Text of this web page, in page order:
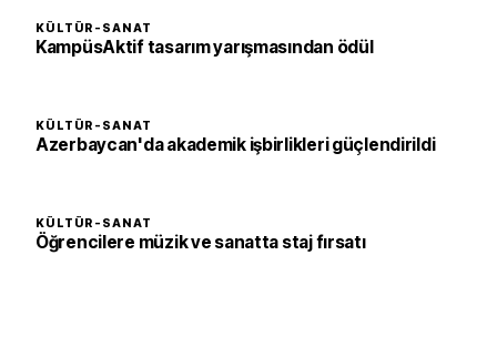
KÜLTÜR-SANAT
KampüsAktif tasarım yarışmasından ödül
KÜLTÜR-SANAT
Azerbaycan'da akademik işbirlikleri güçlendirildi
KÜLTÜR-SANAT
Öğrencilere müzik ve sanatta staj fırsatı